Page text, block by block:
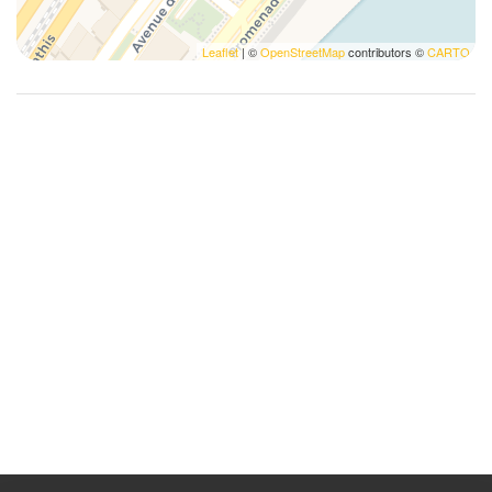
Voiture non nécessaire
Vue mer
WC
Air conditioning
Leaflet| ©OpenStreetMapcontributors ©CARTO